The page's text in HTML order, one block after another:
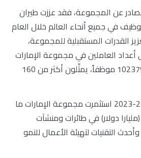
عن المجموعة، فقد عززت طيران
في جميع أنحاء العالم خلال العام
القدرات المستقبلية للمجموعة،
أعداد العاملين في مجموعة الإمارات
بنسبة 20 في المئة إلى 102379 موظفاً، يمثّلون أكثر من 160
وخلال السنة المالية 2022-2023 استثمرت مجموعة الإمارات ما
درهم (مليارا دولار) في طائرات ومنشآت
التقنيات لتهيئة الأعمال للنمو